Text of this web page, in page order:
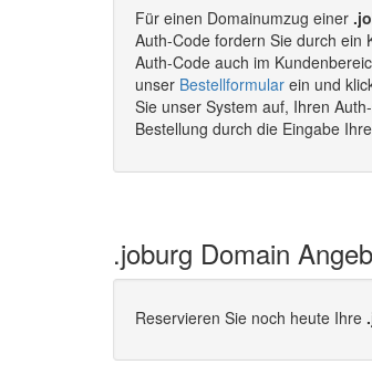
Für einen Domainumzug einer
Auth-Code fordern Sie durch ein
Auth-Code auch im
unser Bestellformular ein und
Sie unser System auf, Ihren
Bestellung durch die Eingabe
.joburg Domain
Reservieren Sie noch heute Ihre